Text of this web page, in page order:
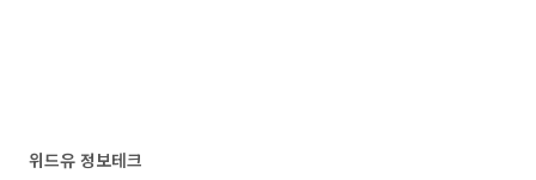
을 지..
위드유 정보테크